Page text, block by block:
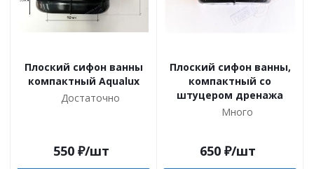
Плоский сифон ванны
компактный Aqualux
Достаточно
550₽/шт
Плоский сифон ванны,
компактный со
штуцером дренажа
Много
650₽/шт